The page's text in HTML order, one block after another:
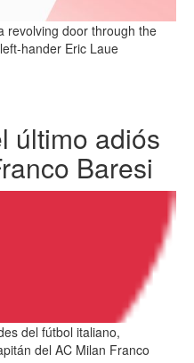
revolving door through the
hander Eric Laue
último adiós
Baresi
del fútbol italiano,
del AC Milan Franco